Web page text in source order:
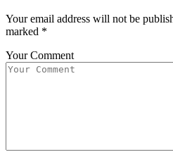
Your email address will not be
marked *
Your Comment